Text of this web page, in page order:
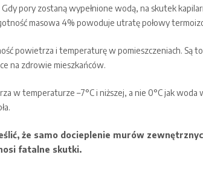
pory zostaną wypełnione wodą, na skutek
masowa 4% powoduje utratę połowy
powietrza i temperaturę w pomieszczeniach. Są
na zdrowie mieszkańców.
w temperaturze –7°C i niższej, a nie 0°C jak
że samo docieplenie murów
fatalne skutki.